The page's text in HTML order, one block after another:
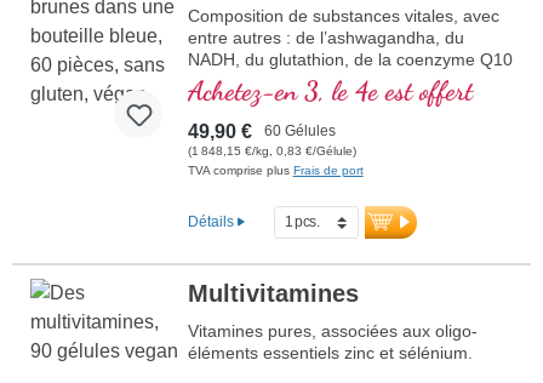
Composition de substances vitales, avec
entre autres : de l’ashwagandha, du
NADH, du glutathion, de la coenzyme Q10
et de la vitamine B12, qui contribue à
réduire la fatigue et la lassitude
Achetez-en 3, le 4e est offert
49,90 € 60 Gélules
(1 848,15 €/kg, 0,83 €/Gélule)
TVA comprise plus Frais de port
Détails
Multivitamines
Vitamines pures, associées aux oligo-
éléments essentiels zinc et sélénium.